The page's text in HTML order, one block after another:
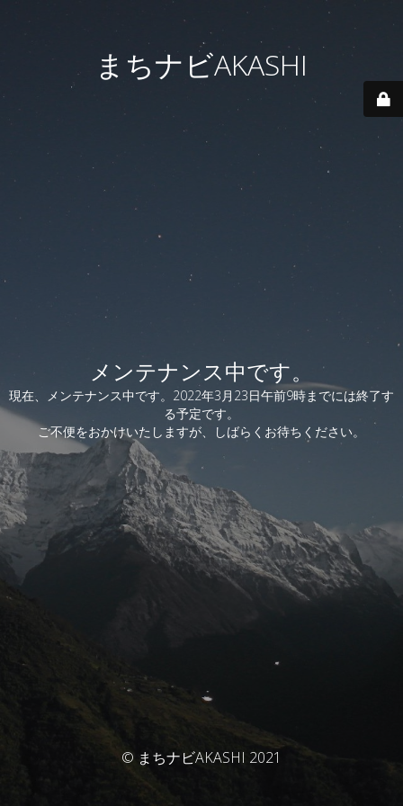
まちナビAKASHI
メンテナンス中です。
現在、メンテナンス中です。2022年3月23日午前9時までには終了す
る予定です。
ご不便をおかけいたしますが、しばらくお待ちください。
© まちナビAKASHI 2021